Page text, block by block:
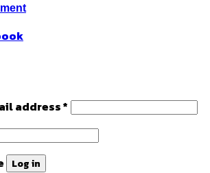
address* Required
Log in